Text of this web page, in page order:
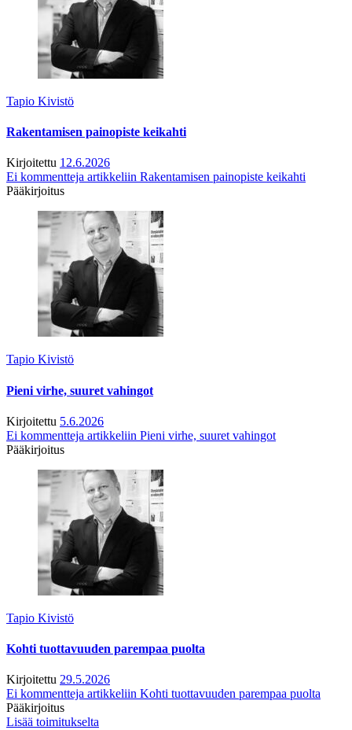
Tapio Kivistö
Rakentamisen painopiste keikahti
Kirjoitettu 12.6.2026
Ei kommentteja artikkeliin Rakentamisen painopiste keikahti
Pääkirjoitus
Tapio Kivistö
Pieni virhe, suuret vahingot
Kirjoitettu 5.6.2026
Ei kommentteja artikkeliin Pieni virhe, suuret vahingot
Pääkirjoitus
Tapio Kivistö
Kohti tuottavuuden parempaa puolta
Kirjoitettu 29.5.2026
Ei kommentteja artikkeliin Kohti tuottavuuden parempaa puolta
Pääkirjoitus
Lisää toimitukselta